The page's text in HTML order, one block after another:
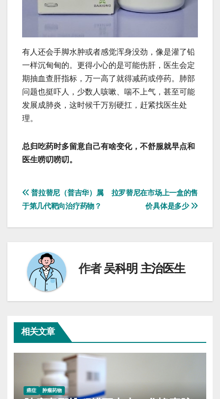
有人还会手脚水肿或者感觉浑身没劲，像是灌了铅
一样沉甸甸的‌。更得小心的是可能伤肝，医生会定
期抽血查肝指标，万一高了就得减药或停药‌。肺部
问题也挺吓人，少数人咳嗽、喘不上气，甚至可能
发展成肺炎，这时候千万别硬扛，赶紧找医生处
理‌。
总归吃药时多留意自己有啥变化，不舒服就早点和
医生唠叨唠叨‌。
文
章
航
拉罗替尼在市场上一盒的售
价具体是多少
普拉替尼（普吉华）属
于第几代靶向治疗药物？
作者吴科明 主治医生
相关文章
癌症 肿瘤药物